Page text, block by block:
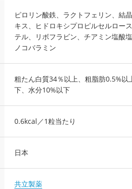
ピロリン酸鉄、ラクトフェリン、結
キス、ヒドロキシプロピルセルロー
テル、リボフラビン、チアミン塩酸
ノコバラミン
粗たん白質34％以上、粗脂肪0.5%
下、水分10%以下
0.6kcal／1粒当たり
日本
共立製薬